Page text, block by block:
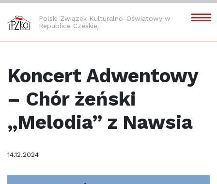
Polski Związek Kulturalno-Oświatowy w
Republice Czeskiej
Koncert Adwentowy
– Chór żeński
„Melodia” z Nawsia
14.12.2024